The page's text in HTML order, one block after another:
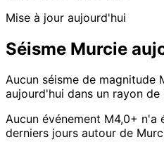
Mise à jour aujourd'hui
Séisme Murcie
Aucun séisme de magnitude
aujourd'hui dans un rayon
Aucun événement M4,0+ n'a
derniers jours autour de